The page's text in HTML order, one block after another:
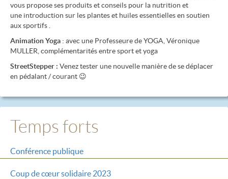
vous propose ses produits et conseils pour la nutrition et
une introduction sur les plantes et huiles essentielles en soutien
aux sportifs .
Animation Yoga : avec une Professeure de YOGA, Véronique
MULLER, complémentarités entre sport et yoga
StreetStepper : Venez tester une nouvelle manière de se déplacer
en pédalant / courant 😉
Temps forts
Conférence publique
Coup de cœur solidaire 2023